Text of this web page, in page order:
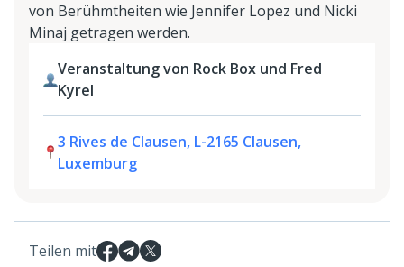
von Berühmtheiten wie Jennifer Lopez und Nicki
Minaj getragen werden.
Veranstaltung von Rock Box und Fred
Kyrel
3 Rives de Clausen, L-2165 Clausen,
Luxemburg
Teilen mit